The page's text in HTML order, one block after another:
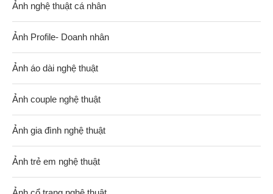
Ảnh nghệ thuật cá nhân
Ảnh Profile- Doanh nhân
Ảnh áo dài nghệ thuật
Ảnh couple nghệ thuật
Ảnh gia đình nghệ thuật
Ảnh trẻ em nghệ thuật